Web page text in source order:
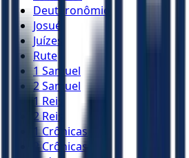
Deuteronômio
Josué
Juízes
Rute
1 Samuel
2 Samuel
1 Reis
2 Reis
1 Crônicas
2 Crônicas